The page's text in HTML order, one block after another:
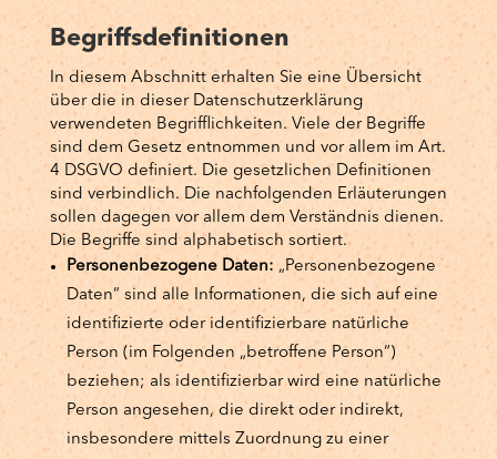
Begriffsdefinitionen
In diesem Abschnitt erhalten Sie eine Übersicht
über die in dieser Datenschutzerklärung
verwendeten Begrifflichkeiten. Viele der Begriffe
sind dem Gesetz entnommen und vor allem im Art.
4 DSGVO definiert. Die gesetzlichen Definitionen
sind verbindlich. Die nachfolgenden Erläuterungen
sollen dagegen vor allem dem Verständnis dienen.
Die Begriffe sind alphabetisch sortiert.
Personenbezogene Daten: „Personenbezogene
Daten“ sind alle Informationen, die sich auf eine
identifizierte oder identifizierbare natürliche
Person (im Folgenden „betroffene Person“)
beziehen; als identifizierbar wird eine natürliche
Person angesehen, die direkt oder indirekt,
insbesondere mittels Zuordnung zu einer